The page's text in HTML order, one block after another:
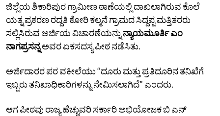
ಜಿಲ್ಲೆಯ ಶಿಕಾರಿಪುರ ಗ್ರಾಮೀಣ ಠಾಣೆಯಲ್ಲಿ ದಾಖಲಾಗಿರುವ ಕೊಲೆ
ಯತ್ನ ಪ್ರಕರಣ ರದ್ದತಿ ಕೋರಿ ಕಲ್ಮನೆ ಗ್ರಾಮದ ಸಿದ್ದಪ್ಪ ಮತ್ತಿತರರು
ಸಲ್ಲಿಸಿರುವ ಅರ್ಜಿಯ ವಿಚಾರಣೆಯನ್ನುನ್ಯಾಯಮೂರ್ತಿ ಎಂ
ನಾಗಪ್ರಸನ್ನಅವರ ಏಕಸದಸ್ಯ ಪೀಠ ನಡೆಸಿತು.
ಅರ್ಜಿದಾರರ ಪರ ವಕೀಲೆಯು “ದೂರು ಮತ್ತು ಪ್ರತಿದೂರಿನ ತನಿಖೆಗೆ
ಇಬ್ಬರು ತನಿಖಾಧಿಕಾರಿಗಳನ್ನು ನೇಮಿಸಲಾಗಿದೆ” ಎಂದರು.
ಆಗ ಪೀಠವು ರಾಜ್ಯ ಹೆಚ್ಚುವರಿ ಸರ್ಕಾರಿ ಅಭಿಯೋಜಕ ಬಿ ಎನ್‌